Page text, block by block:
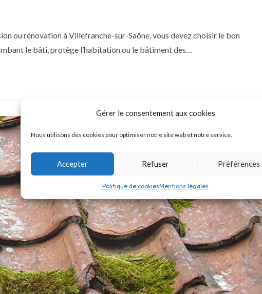
Gérer le consentement aux cookies
Nous utilisons des cookies pour optimiser notre site web et notre service.
Accepter Refuser Préférences
Politique de cookiesMentions légales
ou rénovation à Villefranche-sur-Saône, vous devez choisir le bon
le bâti, protège l’habitation ou le bâtiment des…